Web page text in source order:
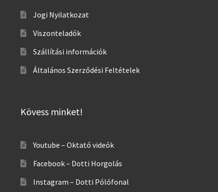
Jogi Nyilatkozat
Viszonteladók
Szállítási információk
Általános Szerződési Feltételek
Kövess minket!
Youtube – Oktató videók
Facebook – Dotti Horgolás
Instagram – Dotti Pólófonal